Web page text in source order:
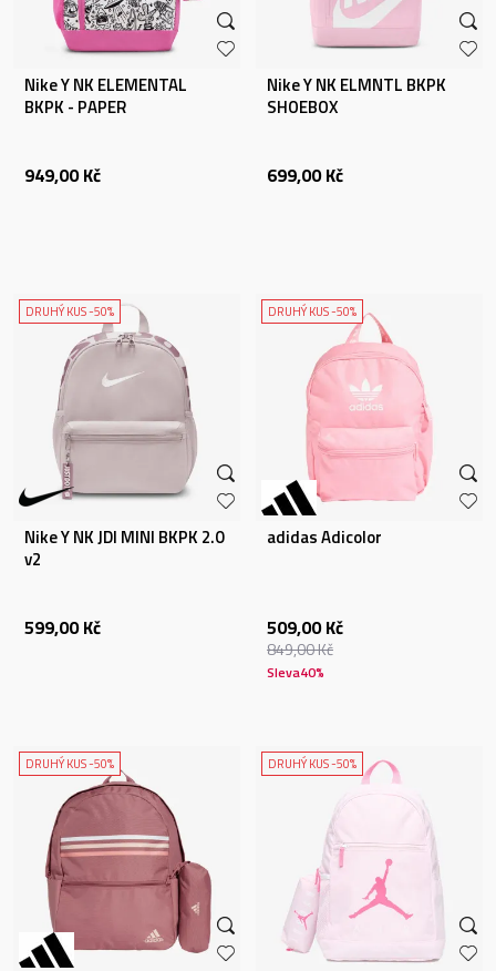
Nike Y NK ELEMENTAL
BKPK - PAPER
949,00 Kč
Nike Y NK ELMNTL BKPK
SHOEBOX
699,00 Kč
DRUHÝ KUS -50%
Nike Y NK JDI MINI BKPK 2.0
v2
599,00 Kč
DRUHÝ KUS -50%
adidas Adicolor
509,00 Kč
849,00Kč
Sleva40%
DRUHÝ KUS -50% DRUHÝ KUS -50%